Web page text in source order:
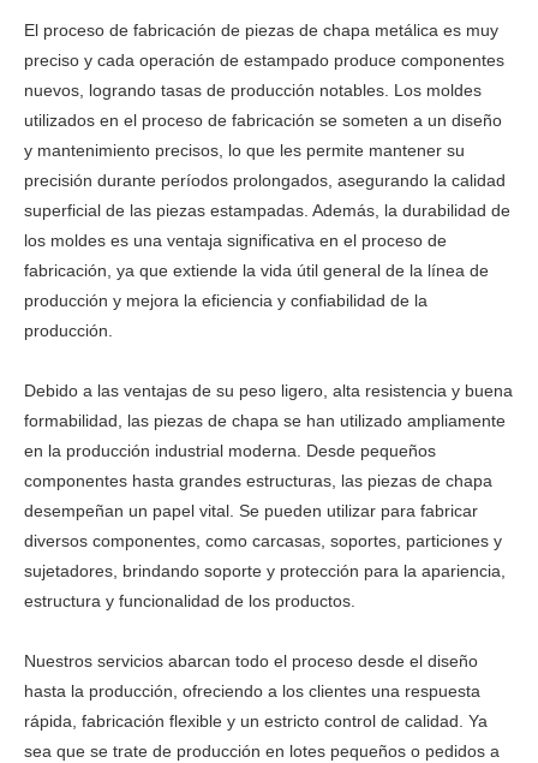
El proceso de fabricación de piezas de chapa metálica es muy
preciso y cada operación de estampado produce componentes
nuevos, logrando tasas de producción notables. Los moldes
utilizados en el proceso de fabricación se someten a un diseño
y mantenimiento precisos, lo que les permite mantener su
precisión durante períodos prolongados, asegurando la calidad
superficial de las piezas estampadas. Además, la durabilidad de
los moldes es una ventaja significativa en el proceso de
fabricación, ya que extiende la vida útil general de la línea de
producción y mejora la eficiencia y confiabilidad de la
producción.
Debido a las ventajas de su peso ligero, alta resistencia y buena
formabilidad, las piezas de chapa se han utilizado ampliamente
en la producción industrial moderna. Desde pequeños
componentes hasta grandes estructuras, las piezas de chapa
desempeñan un papel vital. Se pueden utilizar para fabricar
diversos componentes, como carcasas, soportes, particiones y
sujetadores, brindando soporte y protección para la apariencia,
estructura y funcionalidad de los productos.
Nuestros servicios abarcan todo el proceso desde el diseño
hasta la producción, ofreciendo a los clientes una respuesta
rápida, fabricación flexible y un estricto control de calidad. Ya
sea que se trate de producción en lotes pequeños o pedidos a